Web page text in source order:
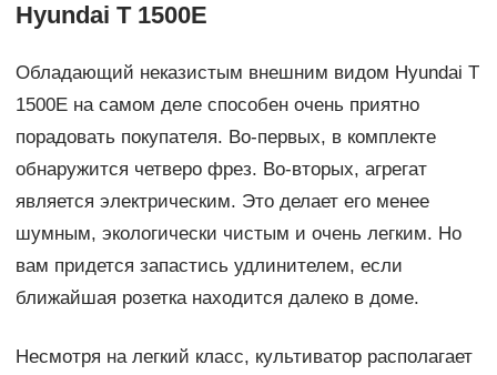
Hyundai T 1500E
Обладающий неказистым внешним видом Hyundai T
1500E на самом деле способен очень приятно
порадовать покупателя. Во-первых, в комплекте
обнаружится четверо фрез. Во-вторых, агрегат
является электрическим. Это делает его менее
шумным, экологически чистым и очень легким. Но
вам придется запастись удлинителем, если
ближайшая розетка находится далеко в доме.
Несмотря на легкий класс, культиватор располагает